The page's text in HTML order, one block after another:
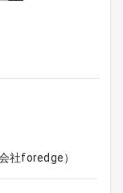
社foredge）